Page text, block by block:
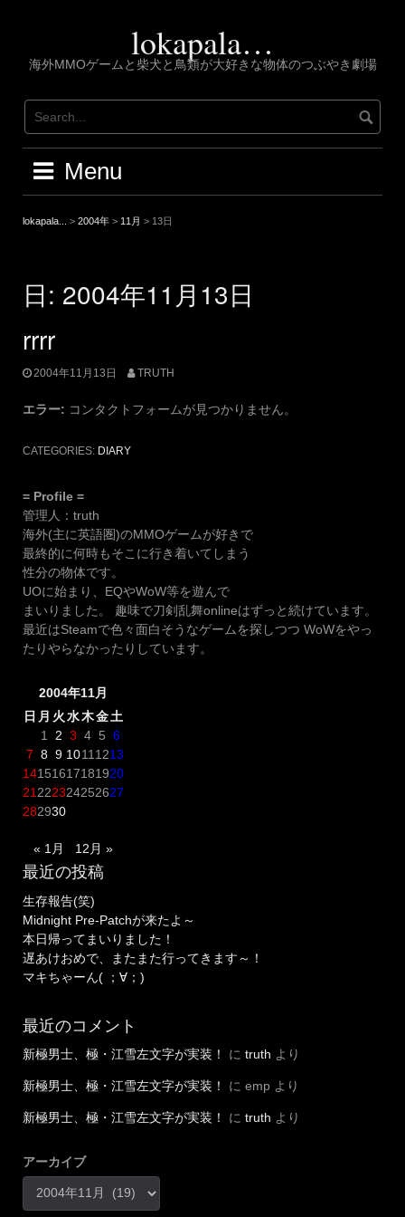
lokapala…
海外MMOゲームと柴犬と鳥類が大好きな物体のつぶやき劇場
Menu
lokapala... > 2004年 > 11月 > 13日
日: 2004年11月13日
rrrr
2004年11月13日 TRUTH
エラー: コンタクトフォームが見つかりません。
CATEGORIES: DIARY
= Profile =
管理人：truth
海外(主に英語圏)のMMOゲームが好きで
最終的に何時もそこに行き着いてしまう
性分の物体です。
UOに始まり、EQやWoW等を遊んで
まいりました。 趣味で刀剣乱舞onlineはずっと続けています。
最近はSteamで色々面白そうなゲームを探しつつ WoWをやっ
たりやらなかったりしています。
2004年11月
日 月 火水木金土
1
2 3 4 5 6
7 8 9 1011 1213
14151617181920
21 222324252627
282930
« 1月 12月 »
最近の投稿
生存報告(笑)
Midnight Pre-Patchが来たよ～
本日帰ってまいりました！
遅あけおめで、またまた行ってきます～！
マキちゃーん( ；∀；)
最近のコメント
新極男士、極・江雪左文字が実装！ に truth より
新極男士、極・江雪左文字が実装！ に emp より
新極男士、極・江雪左文字が実装！ に truth より
アーカイブ